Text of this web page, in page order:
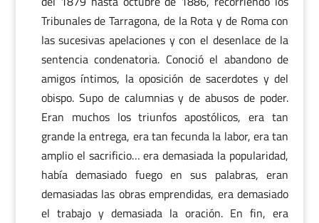
Tribunales de Tarragona, de la Rota y de Roma con
las sucesivas apelaciones y con el desenlace de la
sentencia condenatoria. Conoció el abandono de
amigos íntimos, la oposición de sacerdotes y del
obispo. Supo de calumnias y de abusos de poder.
Eran muchos los triunfos apostólicos, era tan
grande la entrega, era tan fecunda la labor, era tan
amplio el sacrificio… era demasiada la popularidad,
había demasiado fuego en sus palabras, eran
demasiadas las obras emprendidas, era demasiado
el trabajo y demasiada la oración. En fin, era